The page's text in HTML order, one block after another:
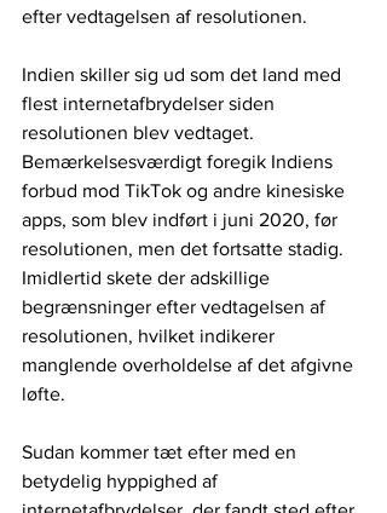
efter vedtagelsen af resolutionen.
Indien skiller sig ud som det land med
flest internetafbrydelser siden
resolutionen blev vedtaget.
Bemærkelsesværdigt foregik Indiens
forbud mod TikTok og andre kinesiske
apps, som blev indført i juni 2020, før
resolutionen, men det fortsatte stadig.
Imidlertid skete der adskillige
begrænsninger efter vedtagelsen af
resolutionen, hvilket indikerer
manglende overholdelse af det afgivne
løfte.
Sudan kommer tæt efter med en
betydelig hyppighed af